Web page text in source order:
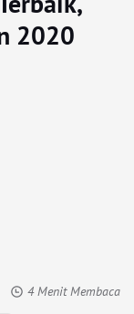
2020
4 Menit Membaca